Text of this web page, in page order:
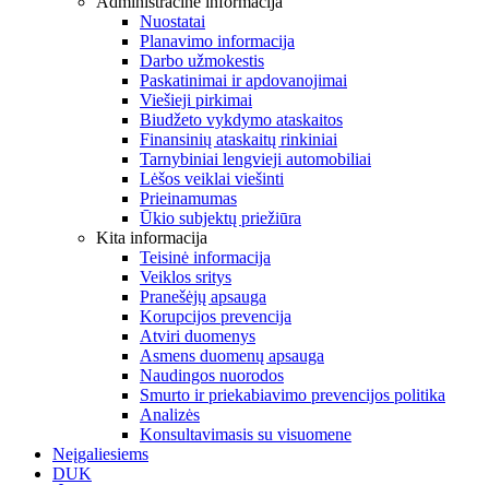
Nuostatai
Planavimo informacija
Darbo užmokestis
Paskatinimai ir apdovanojimai
Viešieji pirkimai
Biudžeto vykdymo ataskaitos
Finansinių ataskaitų rinkiniai
Tarnybiniai lengvieji automobiliai
Lėšos veiklai viešinti
Prieinamumas
Ūkio subjektų priežiūra
Kita informacija
Teisinė informacija
Veiklos sritys
Pranešėjų apsauga
Korupcijos prevencija
Atviri duomenys
Asmens duomenų apsauga
Naudingos nuorodos
Smurto ir priekabiavimo prevencijos politika
Analizės
Konsultavimasis su visuomene
Neįgaliesiems
DUK